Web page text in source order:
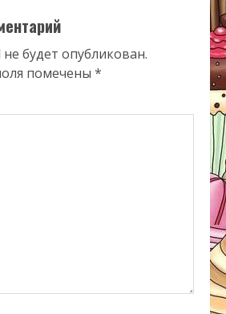
будет опубликован.
помечены *